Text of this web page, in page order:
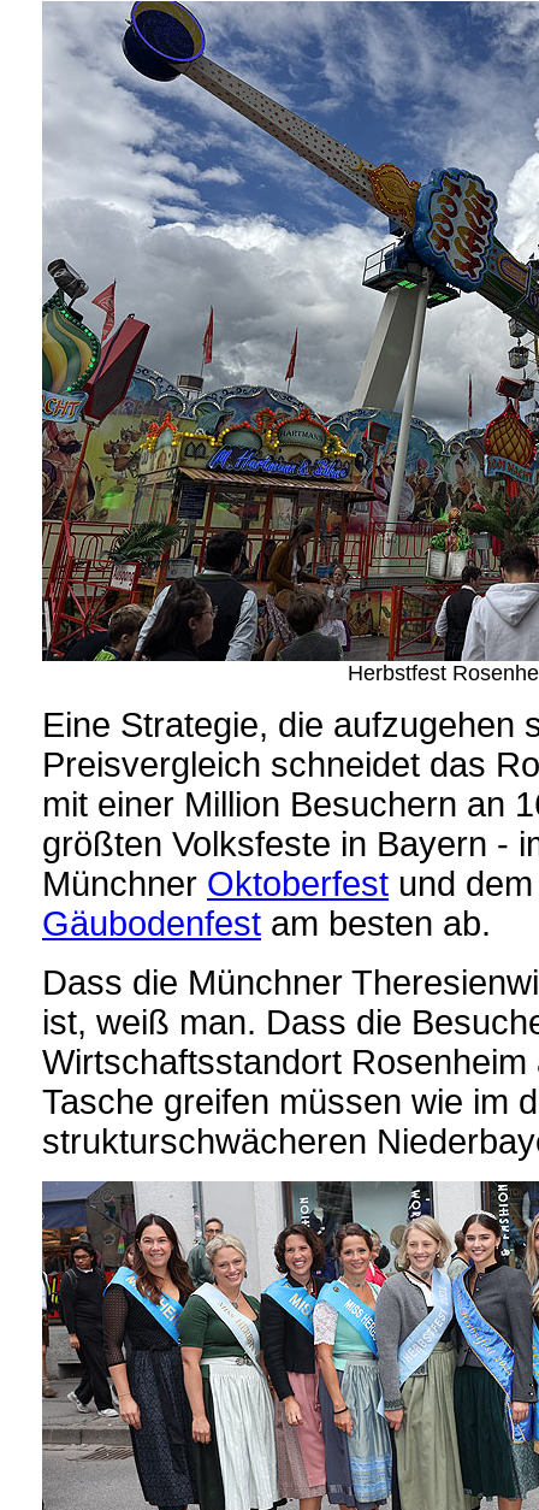
Herbstfest
Eine Strategie, die aufzugehen
Preisvergleich schneidet das
mit einer Million Besuchern an
größten Volksfeste in Bayern -
Münchner Oktoberfest und
Gäubodenfest am besten ab.
Dass die Münchner
ist, weiß man. Dass die
Wirtschaftsstandort
Tasche greifen müssen wie im
strukturschwächeren